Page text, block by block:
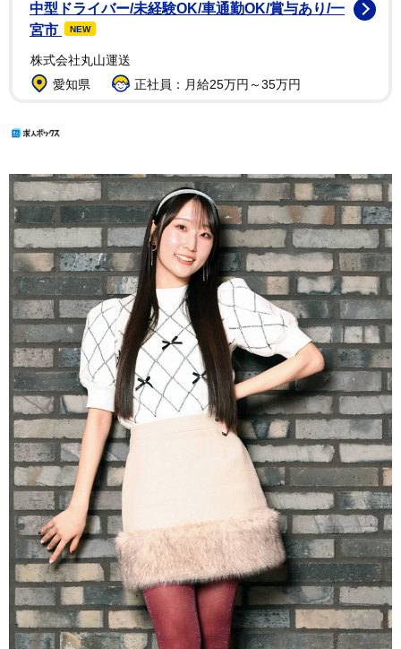
中型ドライバー/未経験OK/車通勤OK/賞与あり/一
宮市
NEW
株式会社丸山運送
愛知県
正社員：月給25万円～35万円